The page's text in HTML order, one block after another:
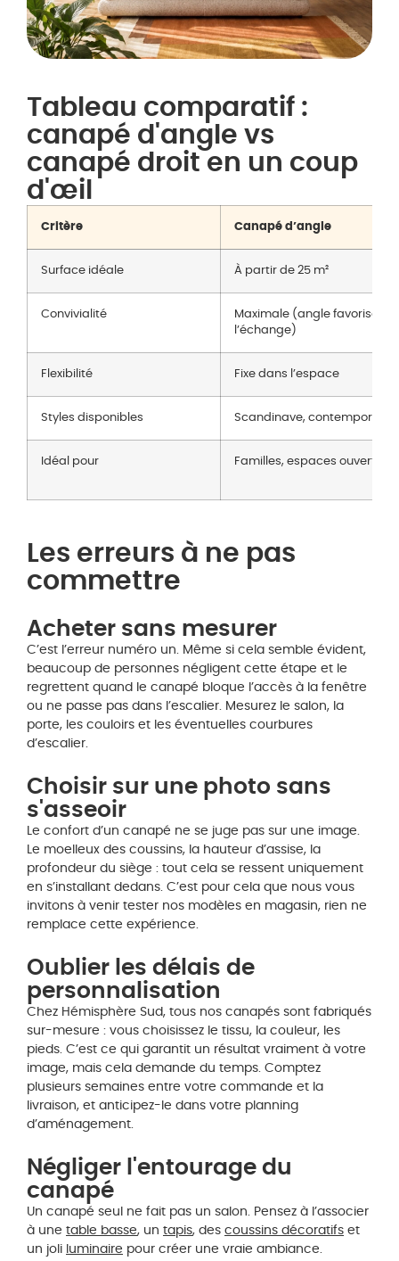
Tableau comparatif :
canapé d'angle vs
canapé droit en un coup
d'œil
Critère Canapé d’angle
Surface idéale À partir de 25 m²
Convivialité
Maximale (angle favorise
l’échange)
Flexibilité Fixe dans l’espace
Styles disponibles Scandinave, contemporain,
Idéal pour Familles, espaces ouverts
Les erreurs à ne pas
commettre
Acheter sans mesurer
C’est l’erreur numéro un. Même si cela semble évident,
beaucoup de personnes négligent cette étape et le
regrettent quand le canapé bloque l’accès à la fenêtre
ou ne passe pas dans l’escalier. Mesurez le salon, la
porte, les couloirs et les éventuelles courbures
d’escalier.
Choisir sur une photo sans
s'asseoir
Le confort d’un canapé ne se juge pas sur une image.
Le moelleux des coussins, la hauteur d’assise, la
profondeur du siège : tout cela se ressent uniquement
en s’installant dedans. C’est pour cela que nous vous
invitons à venir tester nos modèles en magasin, rien ne
remplace cette expérience.
Oublier les délais de
personnalisation
Chez Hémisphère Sud, tous nos canapés sont fabriqués
sur-mesure : vous choisissez le tissu, la couleur, les
pieds. C’est ce qui garantit un résultat vraiment à votre
image, mais cela demande du temps. Comptez
plusieurs semaines entre votre commande et la
livraison, et anticipez-le dans votre planning
d’aménagement.
Négliger l'entourage du
canapé
Un canapé seul ne fait pas un salon. Pensez à l’associer
à une table basse, un tapis, des coussins décoratifs et
un joli luminaire pour créer une vraie ambiance.